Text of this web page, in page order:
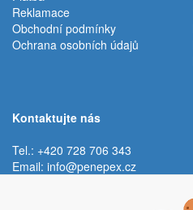
Reklamace
Obchodní podmínky
Ochrana osobních údajů
Kontaktujte nás
Tel.: +420 728 706 343
Email: info@penepex.cz
Trávník 2076, 686 03 Staré Město